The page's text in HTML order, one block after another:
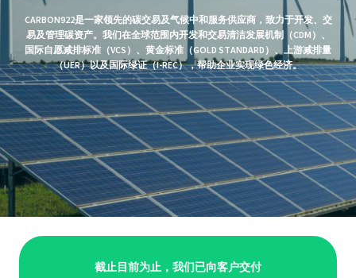
CARBON922是一家领先的碳交易及气候中和服务供应商，致力于开发、交
易及管理碳资产。我们在全球范围内开发和交易清洁发展机制（CDM）、
国际自愿减排标准（VCS）、黄金标准（GOLD STANDARD）、上游减排量
（UER）以及国际绿证（I-REC），帮助企业实现绿色经济。
截止目前为止，我们已向客户交付